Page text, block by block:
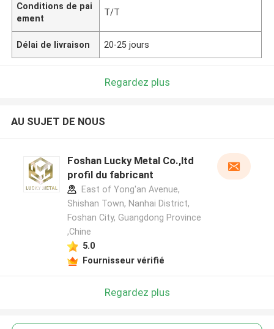
Conditions de pai
ement
T/T
Délai de livraison 20-25 jours
Regardez plus
AU SUJET DE NOUS
Foshan Lucky Metal Co.,ltd
profil du fabricant
East of Yong'an Avenue,
Shishan Town, Nanhai District,
Foshan City, Guangdong Province
,Chine
5.0
Fournisseur vérifié
Regardez plus